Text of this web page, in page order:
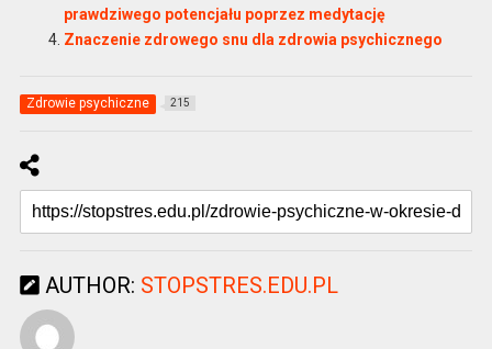
prawdziwego potencjału poprzez medytację
Znaczenie zdrowego snu dla zdrowia psychicznego
Zdrowie psychiczne 215
AUTHOR: STOPSTRES.EDU.PL